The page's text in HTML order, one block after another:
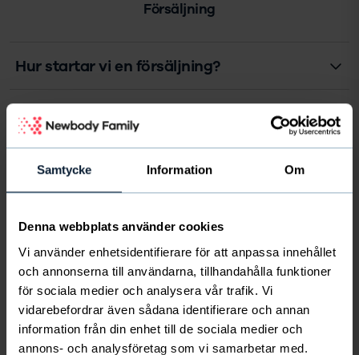
Samtycke Information Om
Denna webbplats använder cookies
Vi använder enhetsidentifierare för att anpassa innehållet
och annonserna till användarna, tillhandahålla funktioner
för sociala medier och analysera vår trafik. Vi
vidarebefordrar även sådana identifierare och annan
information från din enhet till de sociala medier och
annons- och analysföretag som vi samarbetar med.
Försäljning
Hur startar vi en försäljning?
Hur bjuder jag in mina säljare?
Hur går en efterbeställning till?
Vad innebär det att vara administratör?
Frakt & leverans